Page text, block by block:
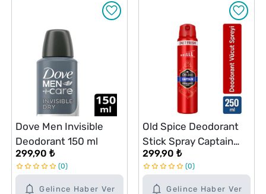
Gelince Haber Ver
Dove Men Invisible
Deodorant 150 ml
299,90 ₺
0
Gelince Haber Ver
Old Spice Deodorant
Stick Spray Captain
250 ml
299,90 ₺
0